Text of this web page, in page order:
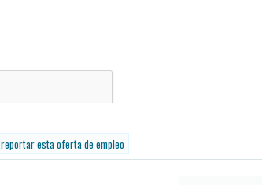
reportar esta oferta de empleo